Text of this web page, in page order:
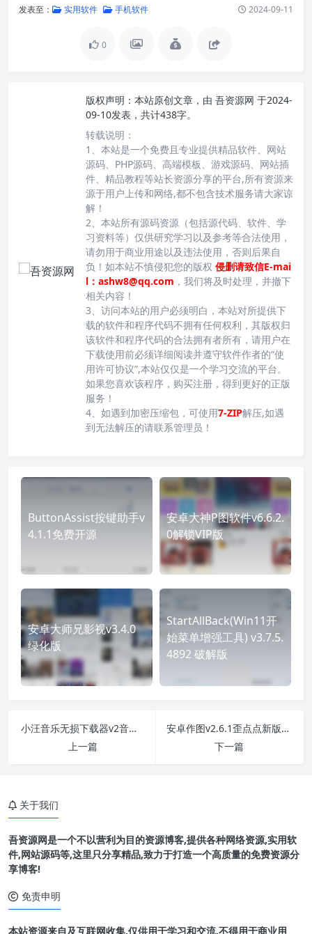
发表至： 实用软件 手机软件 2024-09-11
0
版权声明： 本站原创文章，由 吾资源网 于2024-
09-10发表，共计438字。
转载说明：
1、本站是一个免费且专业提供精品软件、网站
源码、PHP源码、高端模板、游戏源码、网站插
件、精品教程等站长资源分享的平台,所有资源来
源于用户上传和网络,都不包含技术服务请大家谅
解！
2、本站所有源码资源（包括源代码、软件、学
习资料等）仅供研究学习以及参考等合法使用，
请勿用于商业用途以及违法使用，否则后果自
负！如本站不慎侵犯您的版权 侵删请致信E-mai
l：ashw8@qq.com ，我们将及时处理，并撤下
相关内容！
3、访问本站的用户必须明白，本站对所提供下
载的软件和程序代码不拥有任何权利，其版权归
该软件和程序代码的合法拥有者所有，请用户在
下载使用前必须详细阅读并遵守软件作者的“使
用许可协议”,本站仅仅是一个学习交流的平台。
如果您喜欢该程序，购买注册，得到更好的正版
服务！
4、如遇到加密压缩包，可使用7-ZIP解压,如遇
到无法解压的请联系管理员！
ButtonAssist按键助手v
4.1.1免费开源
安卓大神P图软件v6.6.2.
0解锁VIP版
安卓大师兄影视v3.4.0
绿化版
StartAllBack(Win11开
始菜单增强工具) v3.7.5.
4892 破解版
小汪音乐无损下载器v2音乐下载工具
上一篇
安卓作图v2.6.1歪点点新版微商工具会员解锁版
下一篇
关于我们
吾资源网是一个不以营利为目的资源博客,提供各种网络资源,实用软
件,网站源码等,这里只分享精品,致力于打造一个高质量的免费资源分
享博客!
免责申明
本站资源来自及互联网收集,仅供用于学习和交流,不得用于商业用